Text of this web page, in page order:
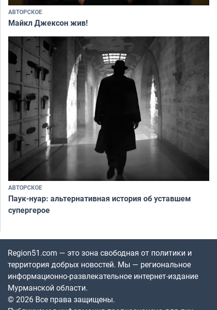
АВТОРСКОЕ
Майкл Джексон жив!
АВТОРСКОЕ
Паук-нуар: альтернативная история об уставшем
супергерое
Region51.com — это зона свободная от политики и
территория добрых новостей. Мы — региональное
информационно-развлекательное интернет-издание
Мурманской области.
© 2026 Все права защищены.